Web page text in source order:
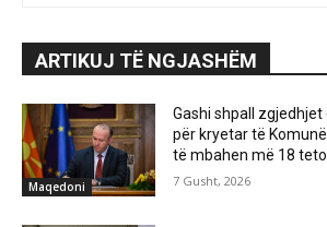
ARTIKUJ TË NGJASHËM
Maqedoni
Gashi shpall
për kryetar të
të mbahen më 18
7 Gusht, 2026